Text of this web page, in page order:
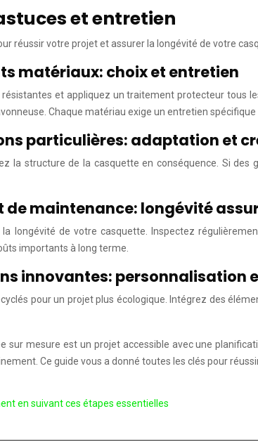
et entretien
réussir votre projet et assurer la longévité de votre
matériaux: choix et entretien
résistantes et appliquez un traitement protecteur tous
Chaque matériau exige un entretien
particulières: adaptation et
la structure de la casquette en conséquence. Si
de maintenance: longévité
longévité de votre casquette. Inspectez
importants à long terme.
innovantes: personnalisation
pour un projet plus écologique. Intégrez des
sur mesure est un projet accessible avec une
Ce guide vous a donné toutes les clés pour
en suivant ces étapes essentielles